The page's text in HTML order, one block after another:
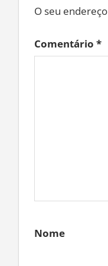
O seu
Comentário *
Nome